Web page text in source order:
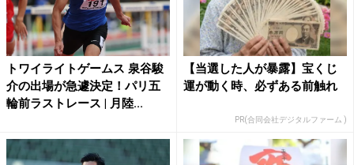
トワイライトゲームス 泉谷駿
介の出場が急遽決定！パリ五
輪前ラストレース | 月陸...
【当選した人が暴露】宝くじ
運が動く時、必ずある前触れ
PR(合同会社デジタルファーム )